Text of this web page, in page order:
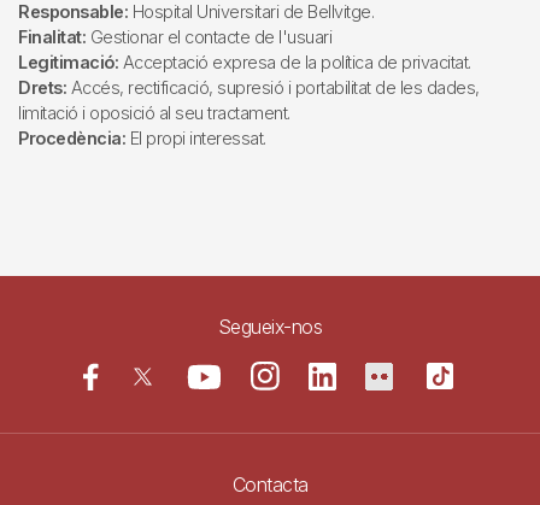
Responsable: Hospital Universitari de Bellvitge.
Finalitat: Gestionar el contacte de l'usuari
Legitimació: Acceptació expresa de la política de privacitat.
Drets: Accés, rectificació, supresió i portabilitat de les dades,
limitació i oposició al seu tractament.
Procedència: El propi interessat.
Segueix-nos
Contacta